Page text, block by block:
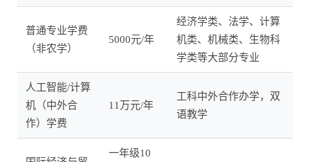
普通专业学费
（非农学）
5000元/年
经济学类、法学、计算
机类、机械类、生物科
学类等大部分专业
人工智能/计算
机（中外合
作）学费
11万元/年
工科中外合作办学，双
语教学
一年级10